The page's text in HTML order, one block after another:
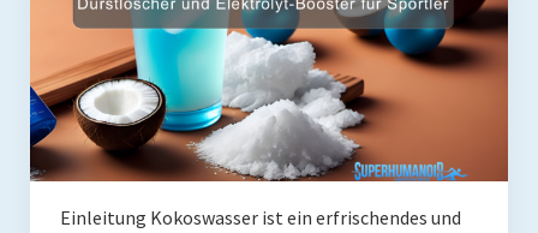
Hauptgerichte
Innereien
Kosmetik
Mit Ei
Salate
Einleitung Kokoswasser ist ein erfrischendes und